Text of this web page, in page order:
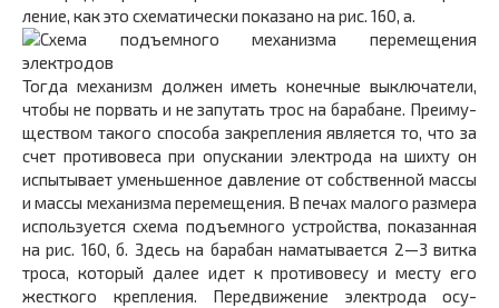
ление, как это схематически показано на рис. 160, а.
Тог­да механизм должен иметь конечные выключатели,
что­бы не порвать и не запутать трос на барабане. Преиму­
ществом такого способа закрепления является то, что за
счет противовеса при опускании электрода на шихту он
испытывает уменьшенное давление от собственной мас­сы
и массы механизма перемещения. В печах малого раз­мера
используется схема подъемного устройства, пока­занная
на рис. 160, б. Здесь на барабан наматывается 2—3 витка
троса, который далее идет к противовесу и месту его
жесткого крепления. Передвижение электрода осу­